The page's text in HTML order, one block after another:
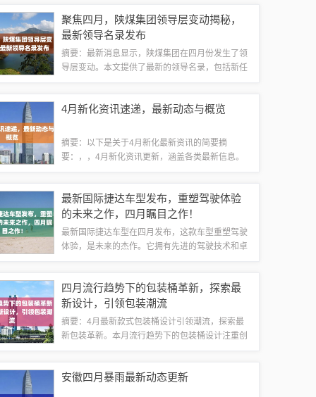
温逐渐升高，你是否在为脸上的痘痘烦恼不已？...
聚焦四月，陕煤集团领导层变动揭秘，
最新领导名录发布
摘要：最新消息显示，陕煤集团在四月份发生了领
导层变动。本文提供了最新的领导名录，包括新任
着春天的步伐日渐临近，陕煤集团迎来了新的...
4月新化资讯速递，最新动态与概览
摘要：以下是关于4月新化最新资讯的简要摘
要：，，4月新化资讯更新，涵盖各类最新信息。
动发生，对当地居民和外界产生一定影响。具体
内...
最新国际捷达车型发布，重塑驾驶体验
的未来之作，四月瞩目之作！
最新国际捷达车型在四月发布，这款车型重塑驾驶
体验，是未来的杰作。它拥有先进的驾驶技术和卓
魅力。随着汽车技术的不断进步和消费者需求...
四月流行趋势下的包装桶革新，探索最
新设计，引领包装潮流
摘要：4月最新款式包装桶设计引领潮流，探索最
新包装革新。本月流行趋势下的包装桶设计注重创
品。这些最新款式的包装桶不仅体现了美观大方...
安徽四月暴雨最新动态更新